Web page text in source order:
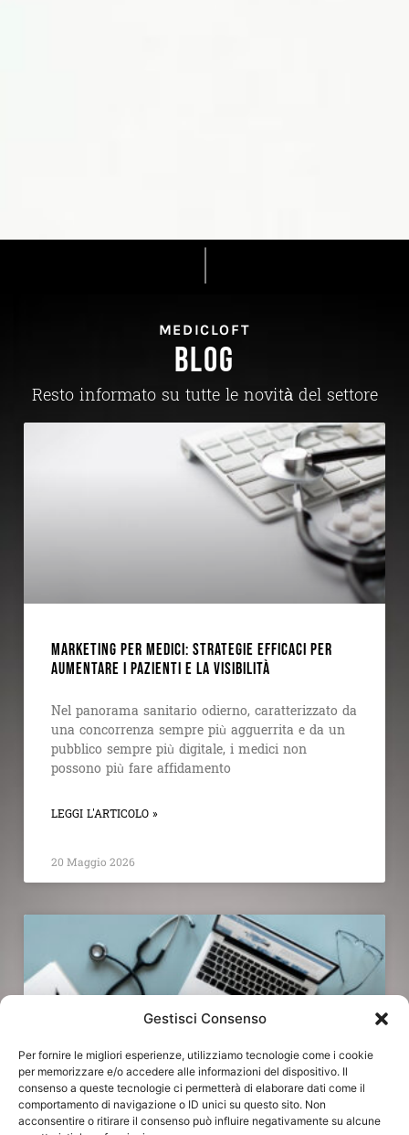
Gestisci Consenso
Per fornire le migliori esperienze, utilizziamo tecnologie come i cookie
per memorizzare e/o accedere alle informazioni del dispositivo. Il
consenso a queste tecnologie ci permetterà di elaborare dati come il
comportamento di navigazione o ID unici su questo sito. Non
acconsentire o ritirare il consenso può influire negativamente su alcune
MEDICLOFT
BLOG
Resto informato su tutte le novità del settore
Marketing per medici: strategie efficaci per
aumentare i pazienti e la visibilità
Nel panorama sanitario odierno, caratterizzato da
una concorrenza sempre più agguerrita e da un
pubblico sempre più digitale, i medici non
possono più fare affidamento
LEGGI L'ARTICOLO »
20 Maggio 2026